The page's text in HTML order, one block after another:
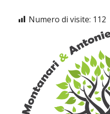
Numero di visite: 112